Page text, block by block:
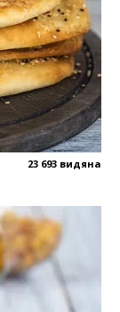
23 693 видяна